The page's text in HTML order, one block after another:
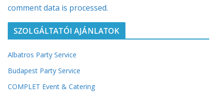
comment data is processed.
SZOLGÁLTATÓI AJÁNLATOK
Albatros Party Service
Budapest Party Service
COMPLET Event & Catering